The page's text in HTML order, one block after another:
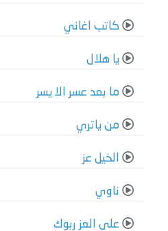
كاتب اغاني
يا هلال
ما بعد عسر الا يسر
من ياتري
الخيل عز
ناوي
على العز ربوك